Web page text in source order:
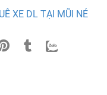
XE DL TẠI MŨI NÉ